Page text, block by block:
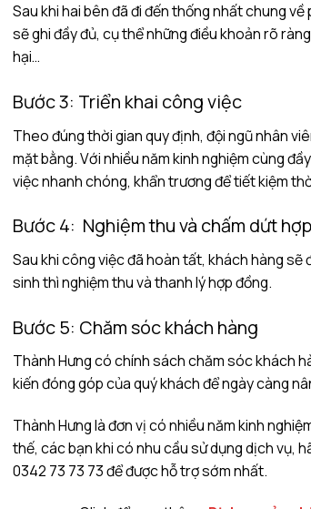
Sau khi hai bên đã đi đến thống nhất chung
sẽ ghi đầy đủ, cụ thể những điều khoản rõ
hại…
Bước 3: Triển khai công việc
Theo đúng thời gian quy định, đội ngũ nhân
mặt bằng. Với nhiều năm kinh nghiệm cùng
việc nhanh chóng, khẩn trương để tiết kiệm
Bước 4: Nghiệm thu và chấm dứt
Sau khi công việc đã hoàn tất, khách hàng sẽ
sinh thì nghiệm thu và thanh lý hợp đồng.
Bước 5: Chăm sóc khách hàng
Thành Hưng có chính sách chăm sóc khách
kiến đóng góp của quý khách để ngày càng
Thành Hưng là đơn vị có nhiều năm kinh
thế, các bạn khi có nhu cầu sử dụng dịch vụ,
0342 73 73 73 để được hỗ trợ sớm nhất.